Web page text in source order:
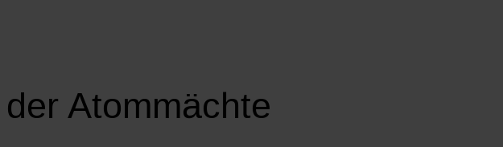
Atommächte